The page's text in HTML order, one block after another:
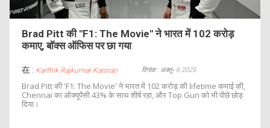
Brad Pitt की "F1: The Movie" ने भारत में 102 करोड़
कमाए, बॉक्स ऑफिस पर छा गया
在 : Karthik Rajkumar Kannan दिनांक : अक्तू॰ 6 2025
Brad Pitt की 'F1: The Movie' ने भारत में 102 करोड़ की lifetime कमाई की,
Chennai का ऑक्यूपेंसी 43% के साथ शीर्ष रहा, और Top Gun को भी पीछे छोड़
दिया।